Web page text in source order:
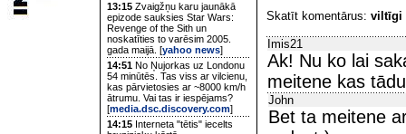
13:15 Zvaigžņu karu jaunākā
epizode sauksies Star Wars:
Revenge of the Sith un
noskatīties to varēsim 2005.
gada maijā. [yahoo news]
14:51 No Ņujorkas uz Londonu
54 minūtēs. Tas viss ar vilcienu,
kas pārvietosies ar ~8000 km/h
ātrumu. Vai tas ir iespējams?
[media.dsc.discovery.com]
14:15 Interneta "tētis" iecelts
Skatīt komentārus: viltīgi
Imis21
Ak! Nu ko lai
meitene kas
John
Bet ta meitene